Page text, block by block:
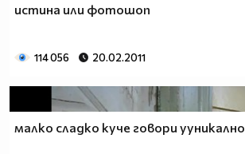
истина или фотошоп
114 056 20.02.2011
малко сладко куче говори ууникално